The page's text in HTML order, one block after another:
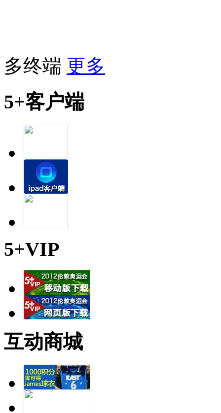
多终端 更多
5+客户端
5+VIP
互动商城